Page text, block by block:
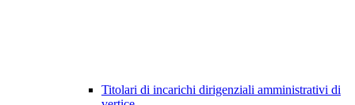
Titolari di incarichi dirigenziali amministrativi di